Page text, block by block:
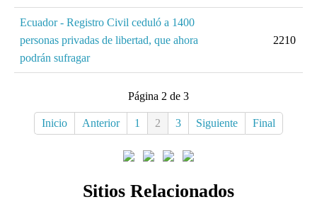
Ecuador - Registro Civil ceduló a 1400
personas privadas de libertad, que ahora
podrán sufragar
2210
Página 2 de 3
Inicio Anterior 1 2 3 Siguiente Final
Sitios Relacionados